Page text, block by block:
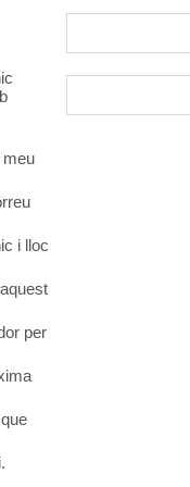
meu
i lloc
per